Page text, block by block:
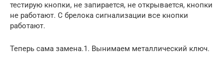
тестирую кнопки, не запирается, не открывается, кнопки
не работают. С брелока сигнализации все кнопки
работают.
Теперь сама замена.1. Вынимаем металлический ключ.